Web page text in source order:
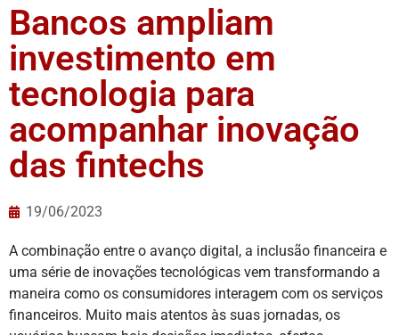
Bancos ampliam
investimento em
tecnologia para
acompanhar inovação
das fintechs
19/06/2023
A combinação entre o avanço digital, a inclusão financeira e
uma série de inovações tecnológicas vem transformando a
maneira como os consumidores interagem com os serviços
financeiros. Muito mais atentos às suas jornadas, os